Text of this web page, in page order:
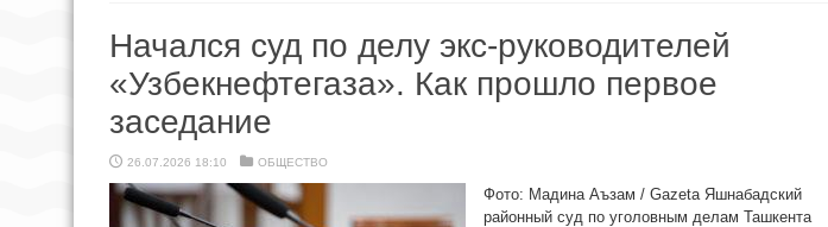
Начался суд по делу экс-руководителей
«Узбекнефтегаза». Как прошло первое
заседание
26.07.2026 18:10 ОБЩЕСТВО
Фото: Мадина Аъзам / Gazeta Яшнабадский
районный суд по уголовным делам Ташкента